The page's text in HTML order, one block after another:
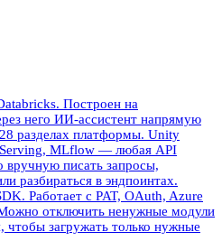
Построен на
него ИИ-ассистент напрямую
разделах платформы. Unity
Serving, MLflow — любая API
вручную писать запросы,
разбираться в эндпоинтах.
Работает с PAT, OAuth, Azure
отключить ненужные модули
чтобы загружать только нужные